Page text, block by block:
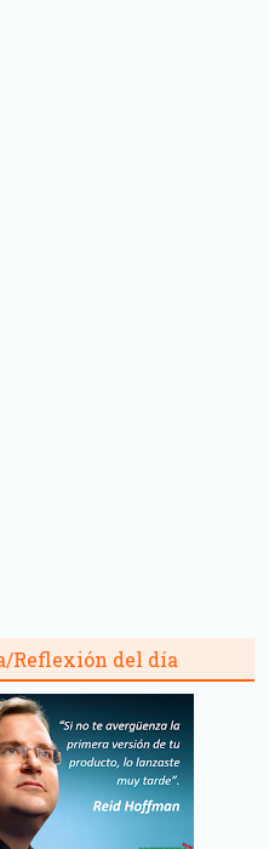
Reflexión del día